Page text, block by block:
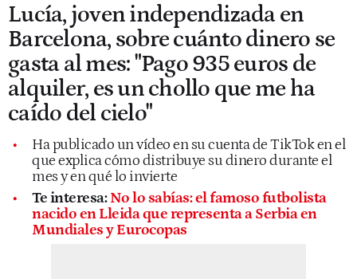
Lucía, joven independizada en
Barcelona, sobre cuánto dinero se
gasta al mes: "Pago 935 euros de
alquiler, es un chollo que me ha
caído del cielo"
Ha publicado un vídeo en su cuenta de TikTok en el
que explica cómo distribuye su dinero durante el
mes y en qué lo invierte
Te interesa:No lo sabías: el famoso futbolista
nacido en Lleida que representa a Serbia en
Mundiales y Eurocopas